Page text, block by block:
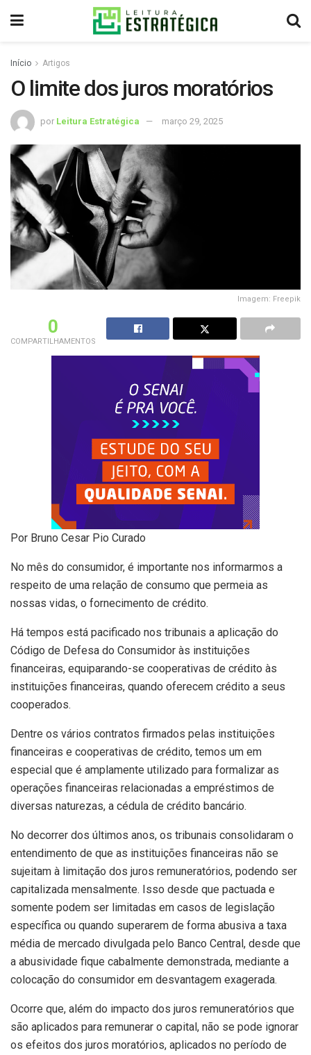
Início Artigos
O limite dos juros moratórios
por Leitura Estratégica março 29, 2025
Imagem: Freepik
0
COMPARTILHAMENTOS
Por Bruno Cesar Pio Curado
No mês do consumidor, é importante nos informarmos a
respeito de uma relação de consumo que permeia as
nossas vidas, o fornecimento de crédito.
Há tempos está pacificado nos tribunais a aplicação do
Código de Defesa do Consumidor às instituições
financeiras, equiparando-se cooperativas de crédito às
instituições financeiras, quando oferecem crédito a seus
cooperados.
Dentre os vários contratos firmados pelas instituições
financeiras e cooperativas de crédito, temos um em
especial que é amplamente utilizado para formalizar as
operações financeiras relacionadas a empréstimos de
diversas naturezas, a cédula de crédito bancário.
No decorrer dos últimos anos, os tribunais consolidaram o
entendimento de que as instituições financeiras não se
sujeitam à limitação dos juros remuneratórios, podendo ser
capitalizada mensalmente. Isso desde que pactuada e
somente podem ser limitadas em casos de legislação
específica ou quando superarem de forma abusiva a taxa
média de mercado divulgada pelo Banco Central, desde que
a abusividade fique cabalmente demonstrada, mediante a
colocação do consumidor em desvantagem exagerada.
Ocorre que, além do impacto dos juros remuneratórios que
são aplicados para remunerar o capital, não se pode ignorar
os efeitos dos juros moratórios, aplicados no período de